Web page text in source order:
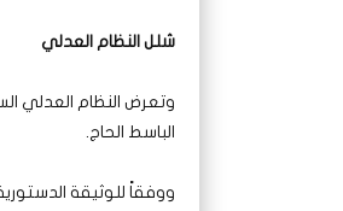
شلل النظام العدلي
الباسط الحاج.